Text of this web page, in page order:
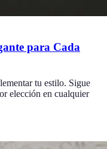
para Cada
tu estilo. Sigue
elección en cualquier